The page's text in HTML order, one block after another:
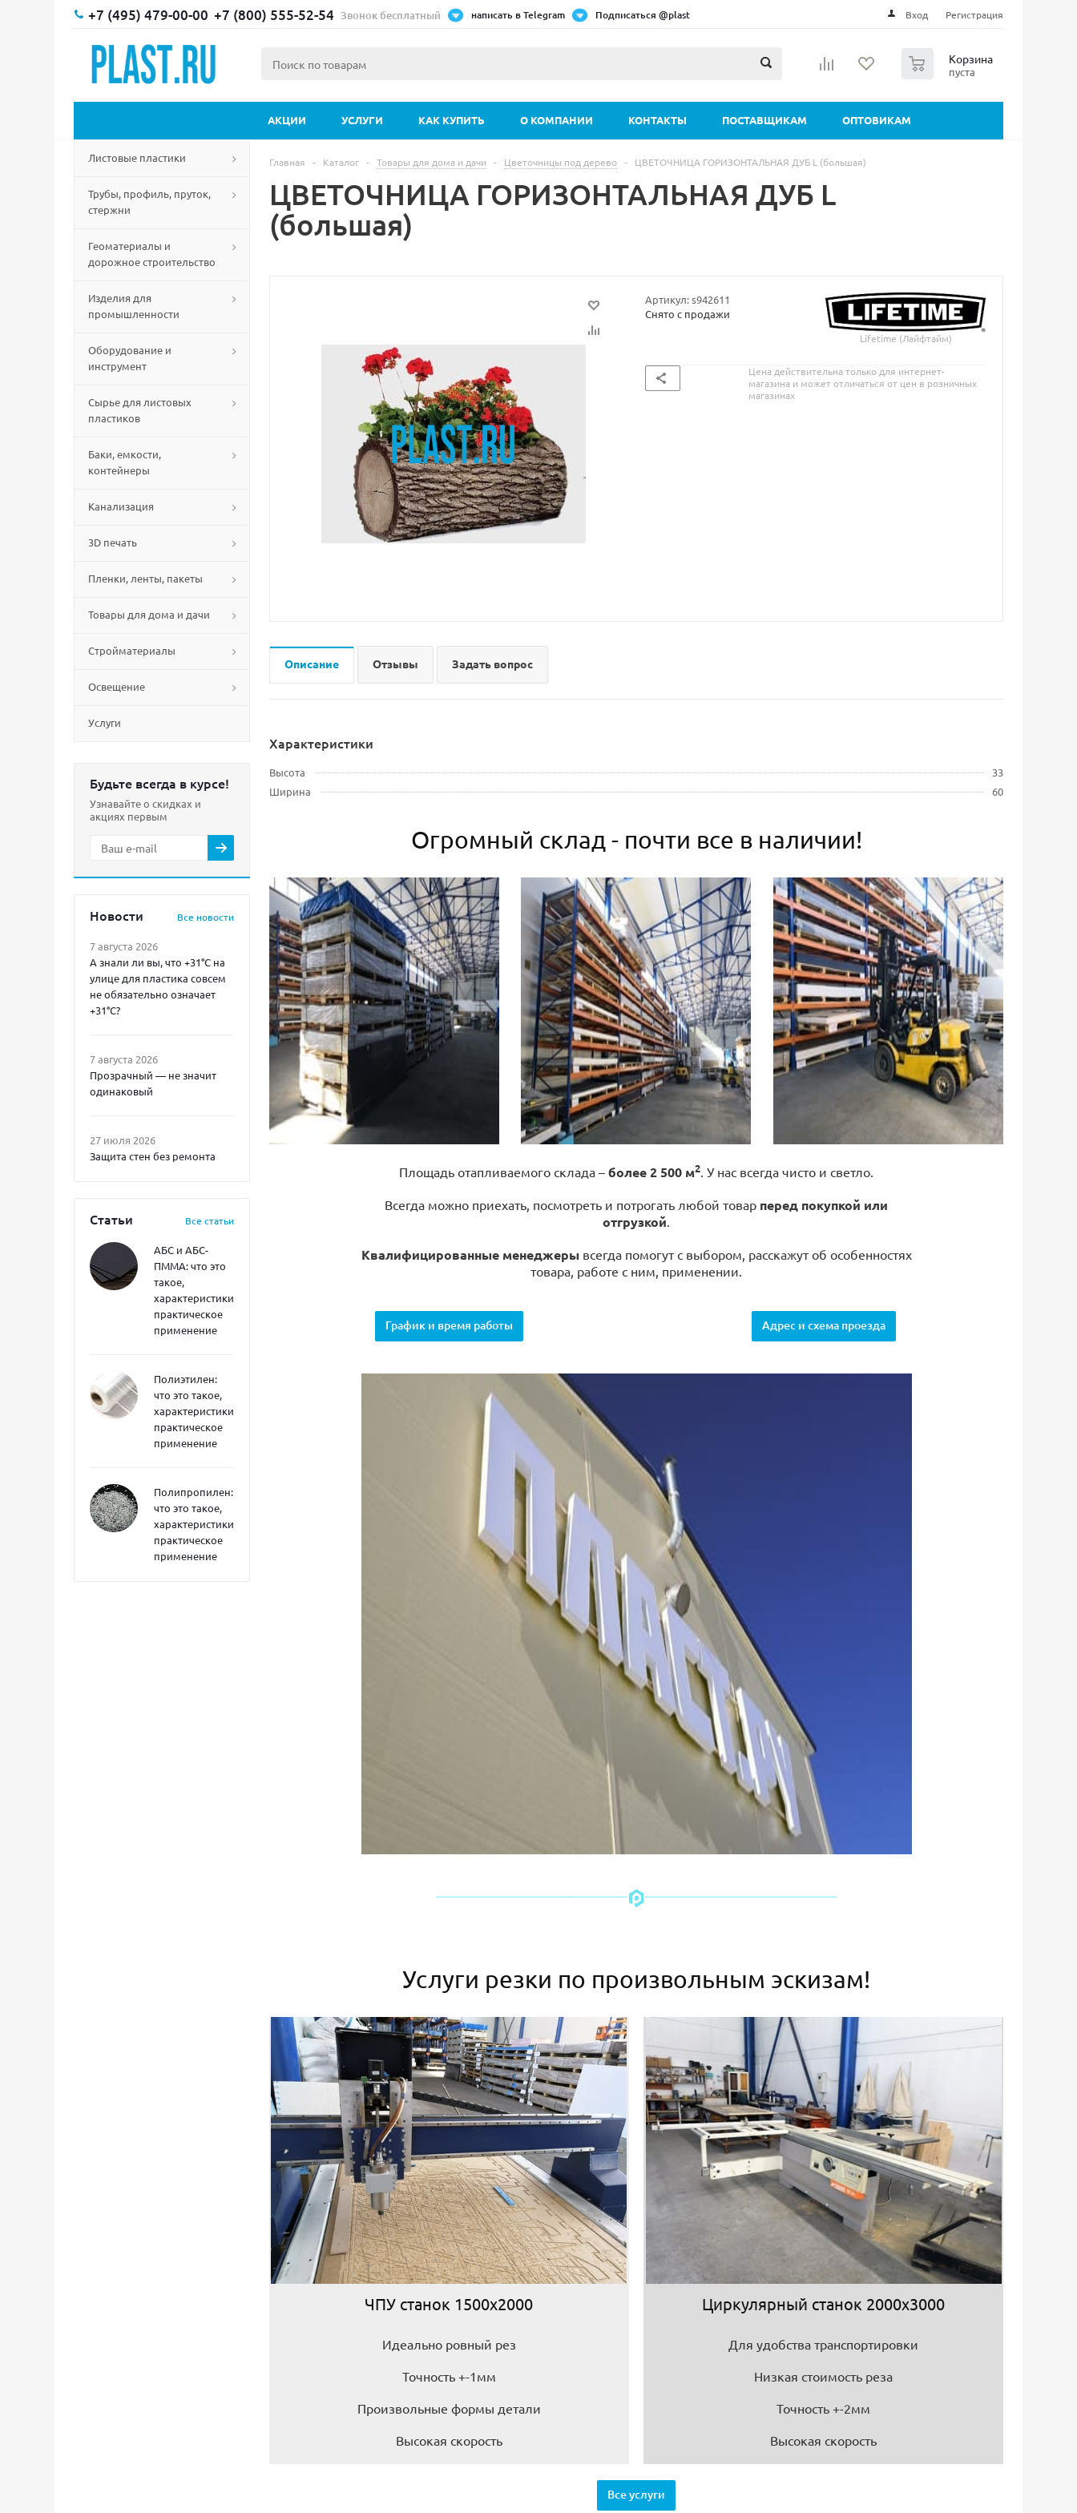
+7 (495) 479-00-00 +7 (800) 555-52-54 Звонок бесплатный написать в Telegram Подписаться @plast Вход Регистрация
Корзина
пуста
АКЦИИ УСЛУГИ КАК КУПИТЬ О КОМПАНИИ КОНТАКТЫ ПОСТАВЩИКАМ ОПТОВИКАМ
Листовые пластики
Трубы, профиль, пруток,
стержни
Геоматериалы и
дорожное строительство
Изделия для
промышленности
Оборудование и
инструмент
Сырье для листовых
пластиков
Баки, емкости,
контейнеры
Канализация
3D печать
Пленки, ленты, пакеты
Товары для дома и дачи
Стройматериалы
Освещение
Услуги
Будьте всегда в курсе!
Узнавайте о скидках и
акциях первым
Новости Все новости
7 августа 2026
А знали ли вы, что +31°C на
улице для пластика совсем
не обязательно означает
+31°C?
7 августа 2026
Прозрачный — не значит
одинаковый
27 июля 2026
Защита стен без ремонта
Статьи Все статьи
АБС и АБС-
ПММА: что это
такое,
характеристики,
практическое
применение
Полиэтилен:
что это такое,
характеристики,
практическое
применение
Полипропилен:
что это такое,
характеристики,
практическое
применение
Главная - Каталог - Товары для дома и дачи - Цветочницы под дерево - ЦВЕТОЧНИЦА ГОРИЗОНТАЛЬНАЯ ДУБ L (большая)
ЦВЕТОЧНИЦА ГОРИЗОНТАЛЬНАЯ ДУБ L
(большая)
Артикул:s942611
Снято с продажи
Lifetime (Лайфтайм)
Цена действительна только для интернет-
магазина и может отличаться от цен в розничных
магазинах
Описание Отзывы Задать вопрос
Характеристики
Высота
33
Ширина
60
Огромный склад - почти все в наличии!
Площадь отапливаемого склада – более 2 500 м2. У нас всегда чисто и светло.
Всегда можно приехать, посмотреть и потрогать любой товар перед покупкой или
отгрузкой.
Квалифицированные менеджеры всегда помогут с выбором, расскажут об особенностях
товара, работе с ним, применении.
График и время работы Адрес и схема проезда
Услуги резки по произвольным эскизам!
ЧПУ станок 1500х2000
Идеально ровный рез
Точность +-1мм
Произвольные формы детали
Высокая скорость
Циркулярный станок 2000х3000
Для удобства транспортировки
Низкая стоимость реза
Точность +-2мм
Высокая скорость
Все услуги